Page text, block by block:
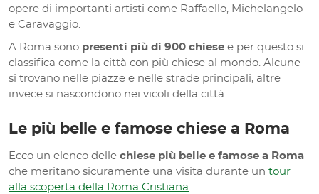
opere di importanti artisti come Raffaello, Michelangelo
e Caravaggio.
A Roma sono presenti più di 900 chiese e per questo si
classifica come la città con più chiese al mondo. Alcune
si trovano nelle piazze e nelle strade principali, altre
invece si nascondono nei vicoli della città.
Le più belle e famose chiese a Roma
Ecco un elenco delle chiese più belle e famose a Roma
che meritano sicuramente una visita durante un tour
alla scoperta della Roma Cristiana: